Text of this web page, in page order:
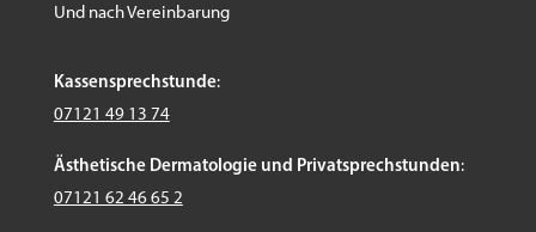
Und nach Vereinbarung
Kassensprechstunde:
07121 49 13 74
Ästhetische Dermatologie und Privatsprechstunden:
07121 62 46 65 2